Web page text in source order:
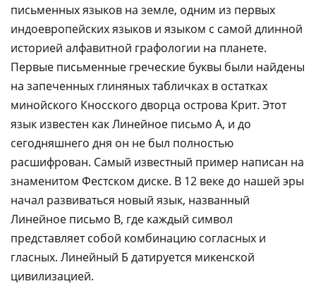
письменных языков на земле, одним из первых
индоевропейских языков и языком с самой длинной
историей алфавитной графологии на планете.
Первые письменные греческие буквы были найдены
на запеченных глиняных табличках в остатках
минойского Кносского дворца острова Крит. Этот
язык известен как Линейное письмо А, и до
сегодняшнего дня он не был полностью
расшифрован. Самый известный пример написан на
знаменитом Фестском диске. В 12 веке до нашей эры
начал развиваться новый язык, названный
Линейное письмо B, где каждый символ
представляет собой комбинацию согласных и
гласных. Линейный Б датируется микенской
цивилизацией.